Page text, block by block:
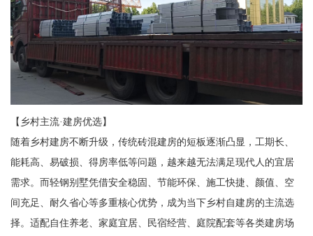
【乡村主流·建房优选】
随着乡村建房不断升级，传统砖混建房的短板逐渐凸显，工期长、
能耗高、易破损、得房率低等问题，越来越无法满足现代人的宜居
需求。而轻钢别墅凭借安全稳固、节能环保、施工快捷、颜值、空
间充足、耐久省心等多重核心优势，成为当下乡村自建房的主流选
择。适配自住养老、家庭宜居、民宿经营、庭院配套等各类建房场